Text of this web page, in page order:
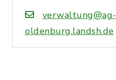
verwaltung@ag-
oldenburg.landsh.de